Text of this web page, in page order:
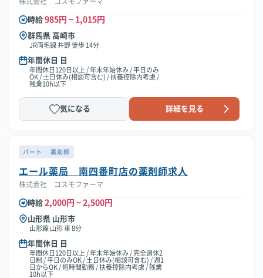
時給 985円 ~ 1,015円
群馬県 高崎市
JR両毛線 井野 徒歩 14分
年間休日 日
年間休日120日以上 / 年末年始休み / 平日のみ
OK / 土日休み(相談可含む) / 扶養控除内考慮 /
残業10h以下
気になる 詳細を見る
パート 薬剤師
エール薬局 南四番町店の薬剤師求人
株式会社 コスモファーマ
時給 2,000円 ~ 2,500円
山形県 山形市
山形線 山形 車 8分
年間休日 日
年間休日120日以上 / 年末年始休み / 完全週休2
日制 / 平日のみOK / 土日休み(相談可含む) / 週1
日からOK / 短時間勤務 / 扶養控除内考慮 / 残業
10h以下